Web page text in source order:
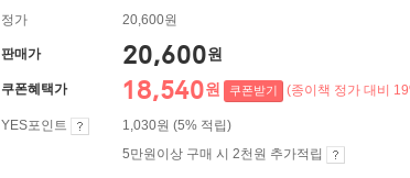
정가 20,600원
판매가 20,600원
쿠폰혜택가 18,540원 쿠폰받기 (종이책 정가 대비
YES포인트
1,030원 (5% 적립)
5만원이상 구매 시 2천원 추가적립